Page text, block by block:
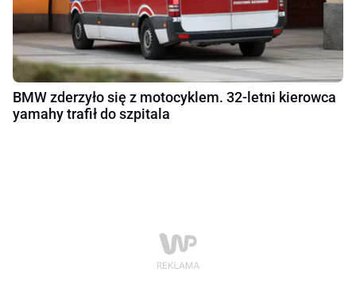
BMW zderzyło się z motocyklem. 32-letni kierowca
yamahy trafił do szpitala